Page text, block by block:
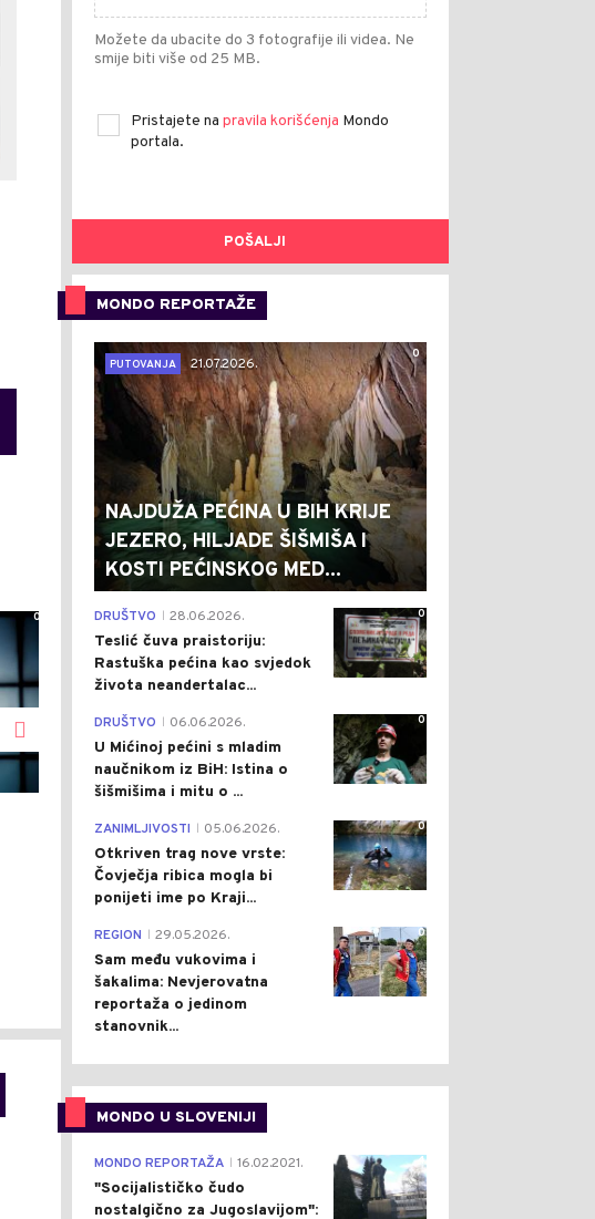
0
OSUMNJIČEN ZA
POMAGANJE U POKUŠAJU
UBISTVA DABIĆA: NIKOLIĆU
ODREĐENA ZABRANA
NAPUŠTANJA BORAVIŠTA
PRIVREMENA OBUSTAVA: U
PETAK BEZ SAOBRAĆAJA
U DIJELU ULICE PRVOG
Možete da ubacite do 3 fotografije ili videa. Ne
smije biti više od 25 MB.
Pristajete na pravila korišćenja Mondo
portala.
POŠALJI
MONDO REPORTAŽE
0
PUTOVANJA
21.07.2026.
NAJDUŽA PEĆINA U BIH KRIJE
JEZERO, HILJADE ŠIŠMIŠA I
KOSTI PEĆINSKOG MED...
0
DRUŠTVO 28.06.2026.
Teslić čuva praistoriju:
Rastuška pećina kao svjedok
života neandertalac...
0
DRUŠTVO 06.06.2026.
U Mićinoj pećini s mladim
naučnikom iz BiH: Istina o
šišmišima i mitu o ...
0
ZANIMLJIVOSTI 05.06.2026.
Otkriven trag nove vrste:
Čovječja ribica mogla bi
ponijeti ime po Kraji...
0
REGION 29.05.2026.
Sam među vukovima i
šakalima: Nevjerovatna
reportaža o jedinom
stanovnik...
MONDO U SLOVENIJI
4
MONDO REPORTAŽA 16.02.2021.
"Socijalističko čudo
nostalgično za Jugoslavijom":